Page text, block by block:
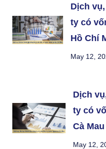
Dịch
ty có
Hồ Chí
May 12,
Dịch
ty có
Cà Mau
May 12,